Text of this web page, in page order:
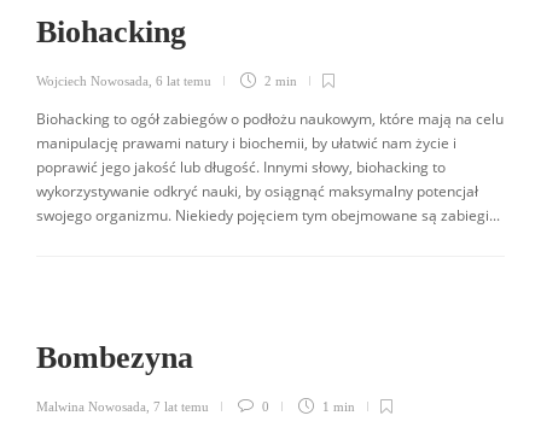
Biohacking
Wojciech Nowosada 6 lat temu 2 min
Biohacking to ogół zabiegów o podłożu naukowym, które mają na celu
manipulację prawami natury i biochemii, by ułatwić nam życie i
poprawić jego jakość lub długość. Innymi słowy, biohacking to
wykorzystywanie odkryć nauki, by osiągnąć maksymalny potencjał
swojego organizmu. Niekiedy pojęciem tym obejmowane są zabiegi...
Bombezyna
Malwina Nowosada 7 lat temu 0 1 min